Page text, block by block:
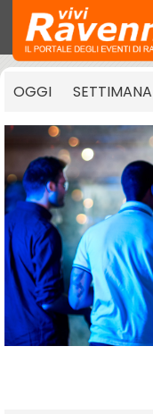
OGGI SETTIMANA